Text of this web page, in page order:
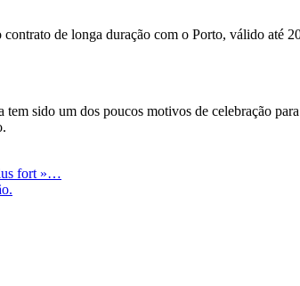
de longa duração com o Porto, válido até
sido um dos poucos motivos de celebração
fort »…